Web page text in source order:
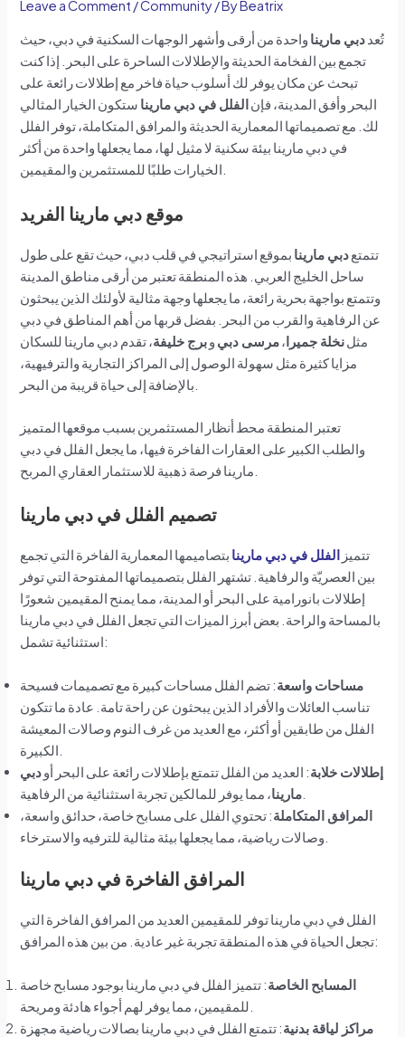
Leave a Comment /Community/ ByBeatrix
تُعددبي مارينا واحدة من أرقى وأشهر الوجهات السكنية في دبي، حيث
تجمع بين الفخامة الحديثة والإطلالات الساحرة على البحر. إذا كنت
تبحث عن مكان يوفر لك أسلوب حياة فاخر مع إطلالات رائعة على
البحر وأفق المدينة، فإنالفلل في دبي مارينا ستكون الخيار المثالي
لك. مع تصميماتها المعمارية الحديثة والمرافق المتكاملة، توفر الفلل
في دبي مارينا بيئة سكنية لا مثيل لها، مما يجعلها واحدة من أكثر
موقع دبي مارينا الفريد
تتمتعدبي مارينا بموقع استراتيجي في قلب دبي، حيث تقع على طول
ساحل الخليج العربي. هذه المنطقة تعتبر من أرقى مناطق المدينة
وتتمتع بواجهة بحرية رائعة، ما يجعلها وجهة مثالية لأولئك الذين يبحثون
عن الرفاهية والقرب من البحر. بفضل قربها من أهم المناطق في دبي
مثل نخلة جميرا، مرسى دبي وبرج خليفة، تقدم دبي مارينا للسكان
مزايا كثيرة مثل سهولة الوصول إلى المراكز التجارية والترفيهية،
تعتبر المنطقة محط أنظار المستثمرين بسبب موقعها المتميز
والطلب الكبير على العقارات الفاخرة فيها، ما يجعل الفلل في دبي
تصميم الفلل في دبي مارينا
تتميز الفلل في دبي مارينا بتصاميمها المعمارية الفاخرة التي تجمع
بين العصريّة والرفاهية. تشتهر الفلل بتصميماتها المفتوحة التي توفر
إطلالات بانورامية على البحر أو المدينة، مما يمنح المقيمين شعورًا
بالمساحة والراحة. بعض أبرز الميزات التي تجعل الفلل في دبي مارينا
استثنائية تشمل:
مساحات واسعة: تضم الفلل مساحات كبيرة مع تصميمات فسيحة
تناسب العائلات والأفراد الذين يبحثون عن راحة تامة. عادة ما تتكون
الفلل من طابقين أو أكثر، مع العديد من غرف النوم وصالات المعيشة
إطلالات خلابة: العديد من الفلل تتمتع بإطلالات رائعة على البحر أودبي
مارينا
المرافق المتكاملة: تحتوي الفلل على مسابح خاصة، حدائق واسعة،
المرافق الفاخرة في دبي مارينا
الفلل في دبي مارينا توفر للمقيمين العديد من المرافق الفاخرة التي
تجعل الحياة في هذه المنطقة تجربة غير عادية. من بين هذه المرافق:
المسابح الخاصة: تتميز الفلل في دبي مارينا بوجود مسابح خاصة
مراكز لياقة بدنية: تتمتع الفلل في دبي مارينا بصالات رياضية مجهزة